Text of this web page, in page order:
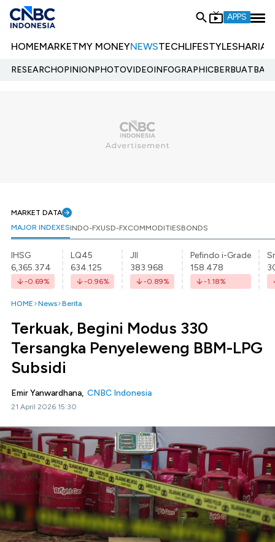
APPS
HOMEMARKETMY MONEYNEWSTECHLIFESTYLESHARIA
RESEARCHOPINIONPHOTOVIDEOINFOGRAPHIC
MARKET DATA
MAJOR INDEXESINDO-FXUSD-FXCOMMODITIESBONDS
IHSG
6,365.374
-0.69%
LQ45
634.125
-0.96%
JII
383.968
-0.89%
Pefindo i-Grade
158.478
-1.18%
HOME News Berita
Terkuak, Begini Modus 330
Tersangka Penyeleweng BBM-LPG
Subsidi
Emir Yanwardhana, CNBC Indonesia
21 April 2026 15:30